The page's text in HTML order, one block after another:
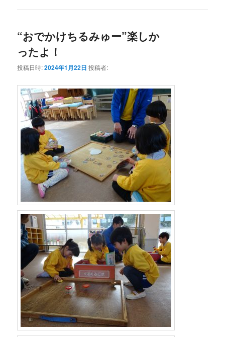
“おでかけちるみゅー”楽しか
ったよ！
投稿日時:2024年1月22日 投稿者: